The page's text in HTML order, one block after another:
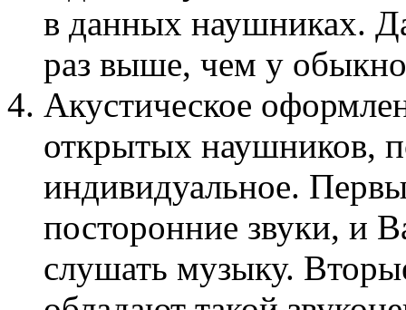
в данных наушниках.
раз выше, чем у
Акустическое
открытых наушников,
индивидуальное.
посторонние звуки, и
слушать музыку.